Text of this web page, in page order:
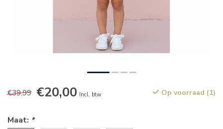
€39,99 €20,00 Incl. btw Op voorraad (1)
Maat: *